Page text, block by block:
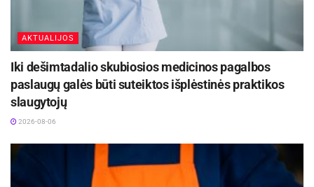
– gyventojų mažėjimą ir investicijų trūkumą.
Šaltinis: Zarasų rajono savivaldybė
AKTUALIJOS
Iki dešimtadalio skubiosios medicinos pagalbos
paslaugų galės būti suteiktos išplėstinės praktikos
slaugytojų
2026-08-06